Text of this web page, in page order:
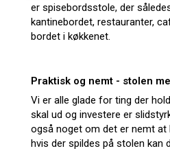
er spisebordsstole, der
kantinebordet, restauranter,
bordet i køkkenet.
Praktisk og nemt - stolen
Vi er alle glade for ting der
skal ud og investere er
også noget om det er nemt at
hvis der spildes på stolen kan